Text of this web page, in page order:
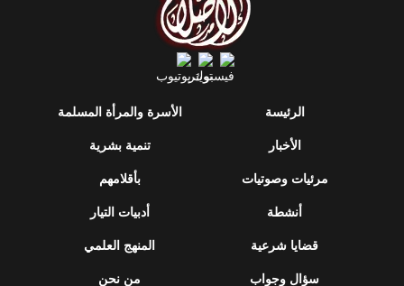
الرئيسة
الأخبار
مرئيات وصوتيات
أنشطة
قضايا شرعية
سؤال وجواب
الأسرة والمرأة المسلمة
تنمية بشرية
بأقلامهم
أدبيات التيار
المنهج العلمي
من نحن